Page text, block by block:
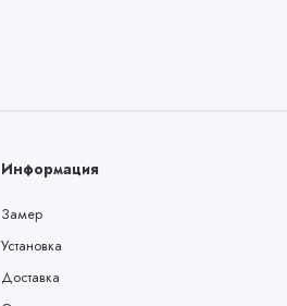
Информация
Замер
Установка
Доставка